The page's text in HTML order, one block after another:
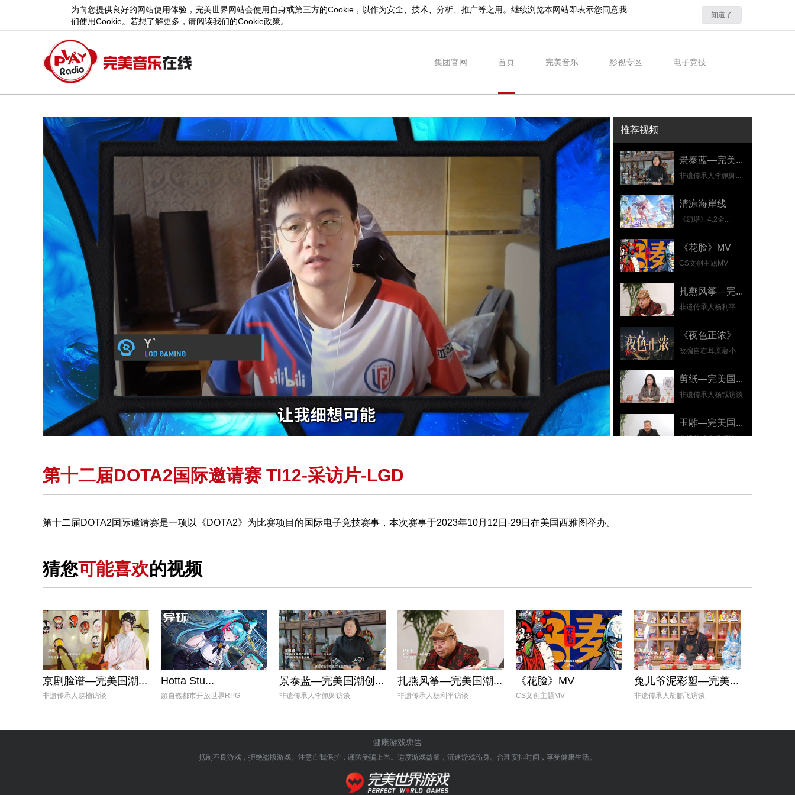
为向您提供良好的网站使用体验，完美世界网站会使用自身或第三方的Cookie ，以作为安全、技术、分析、推广等之用。继续浏览本网站即表示您同意我
们使用Cookie。若想了解更多，请阅读我们的Cookie政策。
知道了
集团官网 首页 完美音乐 影视专区 电子竞技
游戏精选 推荐视频
景泰蓝—完美...
非遗传承人李佩卿...
清凉海岸线
《幻塔》4.2全...
《花脸》MV
CS文创主题MV
扎燕风筝—完...
非遗传承人杨利平...
《夜色正浓》
改编自右耳原著小...
剪纸—完美国...
非遗传承人杨钺访谈
玉雕—完美国...
非遗传承人杨根连...
第十二届DOTA2国际邀请赛 TI12-采访片-LGD
第十二届DOTA2国际邀请赛是一项以《DOTA2》为比赛项目的国际电子竞技赛事，本次赛事于2023年10月12日-29日在美国西雅图举办。
猜您可能喜欢的视频
京剧脸谱—完美国潮...
非遗传承人赵楠访谈
Hotta Stu...
超自然都市开放世界RPG
景泰蓝—完美国潮创...
非遗传承人李佩卿访谈
扎燕风筝—完美国潮...
非遗传承人杨利平访谈
《花脸》MV
CS文创主题MV
兔儿爷泥彩塑—完美...
非遗传承人胡鹏飞访谈
健康游戏忠告
抵制不良游戏，拒绝盗版游戏。注意自我保护，谨防受骗上当。 适度游戏益脑，沉迷游戏伤身。合理安排时间，享受健康生活。